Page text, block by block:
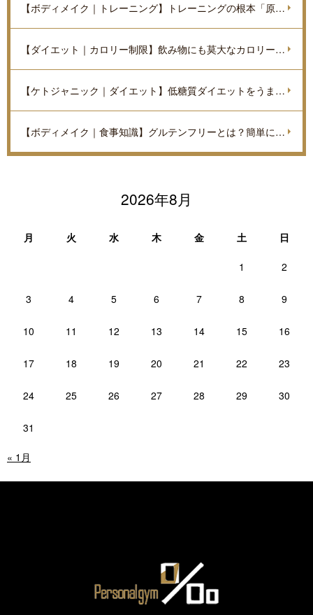
【ボディメイク｜トレーニング】トレーニングの根本「原理原則」を理解しよう。
【ダイエット｜カロリー制限】飲み物にも莫大なカロリーがあるのをご存知ですか？
【ケトジャニック｜ダイエット】低糖質ダイエットをうまく進めていくポイントを解説
【ボディメイク｜食事知識】グルテンフリーとは？簡単に解説
2026年8月
月 火 水 木 金 土 日
1 2
3 4 5 6 7 8 9
10 11 12 13 14 15 16
17 18 19 20 21 22 23
24 25 26 27 28 29 30
31
« 1月